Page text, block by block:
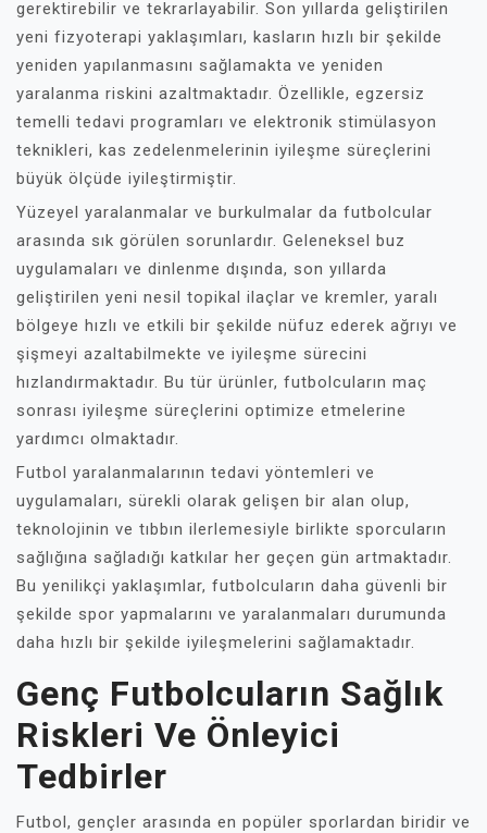
gerektirebilir ve tekrarlayabilir. Son yıllarda geliştirilen
yeni fizyoterapi yaklaşımları, kasların hızlı bir şekilde
yeniden yapılanmasını sağlamakta ve yeniden
yaralanma riskini azaltmaktadır. Özellikle, egzersiz
temelli tedavi programları ve elektronik stimülasyon
teknikleri, kas zedelenmelerinin iyileşme süreçlerini
büyük ölçüde iyileştirmiştir.
Yüzeyel yaralanmalar ve burkulmalar da futbolcular
arasında sık görülen sorunlardır. Geleneksel buz
uygulamaları ve dinlenme dışında, son yıllarda
geliştirilen yeni nesil topikal ilaçlar ve kremler, yaralı
bölgeye hızlı ve etkili bir şekilde nüfuz ederek ağrıyı ve
şişmeyi azaltabilmekte ve iyileşme sürecini
hızlandırmaktadır. Bu tür ürünler, futbolcuların maç
sonrası iyileşme süreçlerini optimize etmelerine
yardımcı olmaktadır.
Futbol yaralanmalarının tedavi yöntemleri ve
uygulamaları, sürekli olarak gelişen bir alan olup,
teknolojinin ve tıbbın ilerlemesiyle birlikte sporcuların
sağlığına sağladığı katkılar her geçen gün artmaktadır.
Bu yenilikçi yaklaşımlar, futbolcuların daha güvenli bir
şekilde spor yapmalarını ve yaralanmaları durumunda
daha hızlı bir şekilde iyileşmelerini sağlamaktadır.
Genç Futbolcuların Sağlık
Riskleri Ve Önleyici
Tedbirler
Futbol, gençler arasında en popüler sporlardan biridir ve